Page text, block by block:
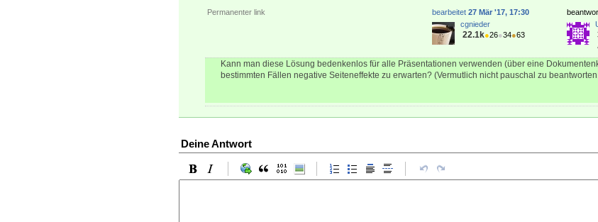
Permanenter link bearbeitet 27 Mär '17, 17:30
cgnieder
22.1k●26●34●63
Kann man diese Lösung bedenkenlos für alle Präsentationen verwenden (über eine
bestimmten Fällen negative Seiteneffekte zu erwarten? (Vermutlich nicht pauschal zu
Deine Antwort